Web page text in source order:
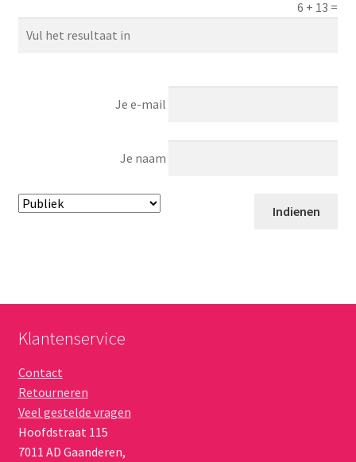
6 + 13 =
Je e-mail
Je naam
Klantenservice
Contact
Retourneren
Veel gestelde vragen
Hoofdstraat 115
7011 AD Gaanderen,